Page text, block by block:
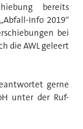
bereits
Info 2019“
bei
die AWL geleert
gerne
unter der Ruf-